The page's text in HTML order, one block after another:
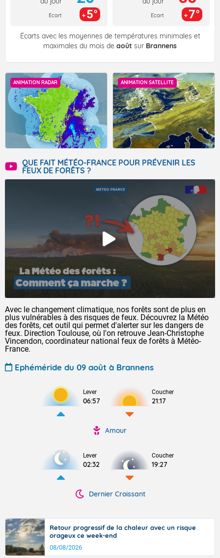
Ecart 5° Ecart 7°
Écarts avec les moyennes de températures minimales et
maximales du mois de août sur Brannens
ANIMATION RADAR ANIMATION SATELLITE
QUE FAIT MÉTÉO-FRANCE POUR PRÉVENIR LES
FEUX DE FORÊTS ?
Avec le changement climatique, nos forêts sont de plus en
plus vulnérables à des risques de feux. Découvrez la Météo
des forêts, cet outil qui permet d'alerter sur les dangers de
feux. Direction Toulouse, où l'on retrouve Jean-Christophe
Vincendon, coordinateur national feux de forêts à Météo-
France.
Ephéméride du 09 août à Brannens
Lever
06:57
Coucher
21:17
Amour
Lever
02:32
Coucher
19:27
Dernier Croissant
Retour progressif de la chaleur avec un risque
orageux ce week-end
08/08/2026